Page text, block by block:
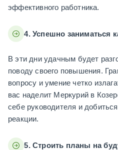
эффективного работника.
4. Успешно заниматься
В эти дни удачным будет
поводу своего повышения.
вопросу и умение четко
вас наделит Меркурий в
себе руководителя и
реакции.
5. Строить планы на